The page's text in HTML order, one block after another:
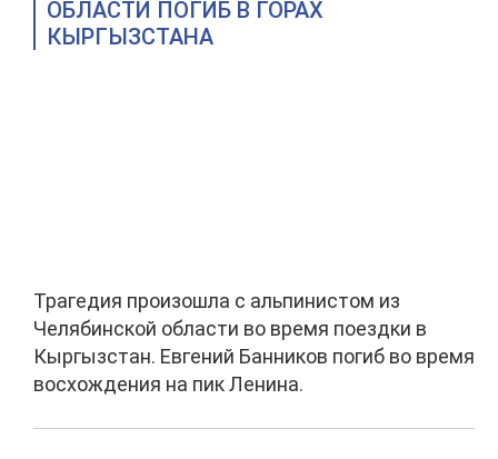
ОБЛАСТИ ПОГИБ В ГОРАХ
КЫРГЫЗСТАНА
Трагедия произошла с альпинистом из
Челябинской области во время поездки в
Кыргызстан. Евгений Банников погиб во время
восхождения на пик Ленина.